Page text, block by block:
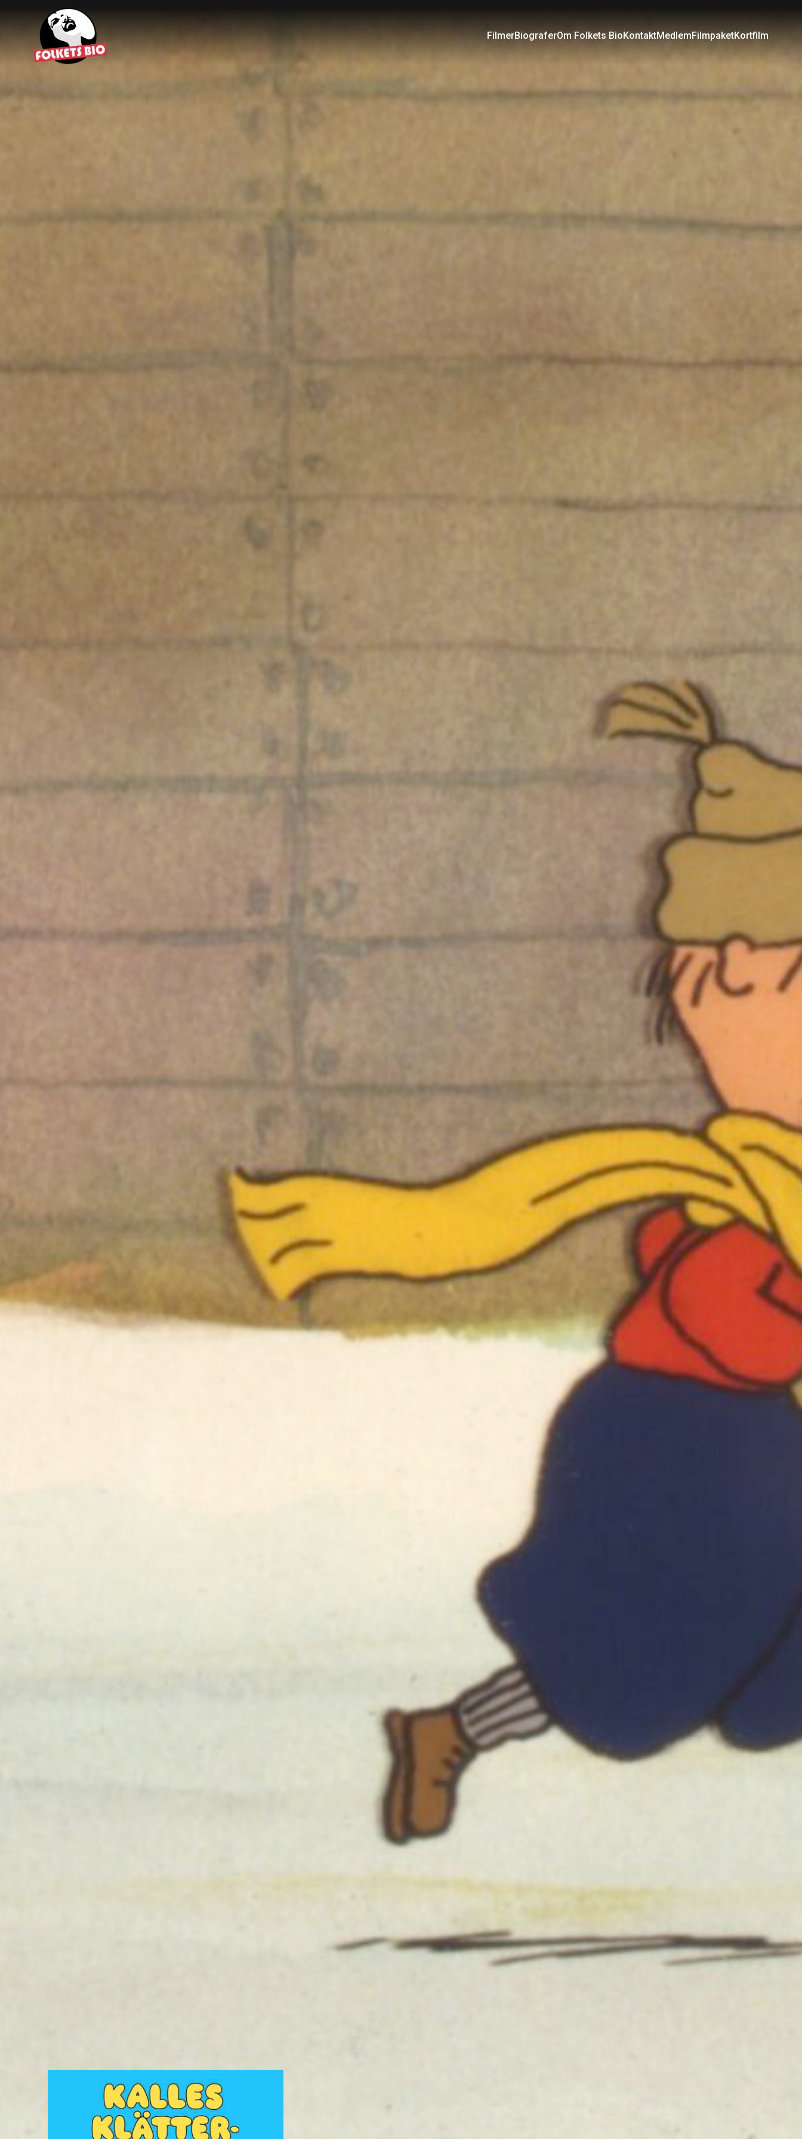
FilmerBiograferOm Folkets BioKontaktMedlemFilmpaketKortfilm